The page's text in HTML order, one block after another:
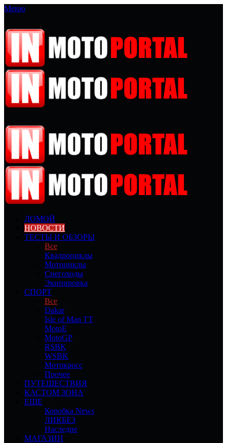
Меню
ДОМОЙ
НОВОСТИ
ТЕСТЫ И ОБЗОРЫ
Все
Квадроциклы
Мотоциклы
Снегоходы
Экипировка
СПОРТ
Все
Dakar
Isle of Man TT
MotoE
MotoGP
RSBK
WSBK
Мотокросс
Прочее
ПУТЕШЕСТВИЯ
КАСТОМ ЗОНА
ЕЩЕ
Коробка News
ЛИКБЕЗ
Наследие
МАГАЗИН